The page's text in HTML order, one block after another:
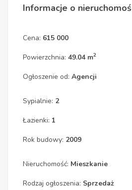
Informacje o
Cena: 615 000
Powierzchnia: 49.04 m2
Ogłoszenie od: Agencji
Sypialnie: 2
Łazienki: 1
Rok budowy: 2009
Nieruchomość: Mieszkanie
Rodzaj ogłoszenia: Sprzedaż